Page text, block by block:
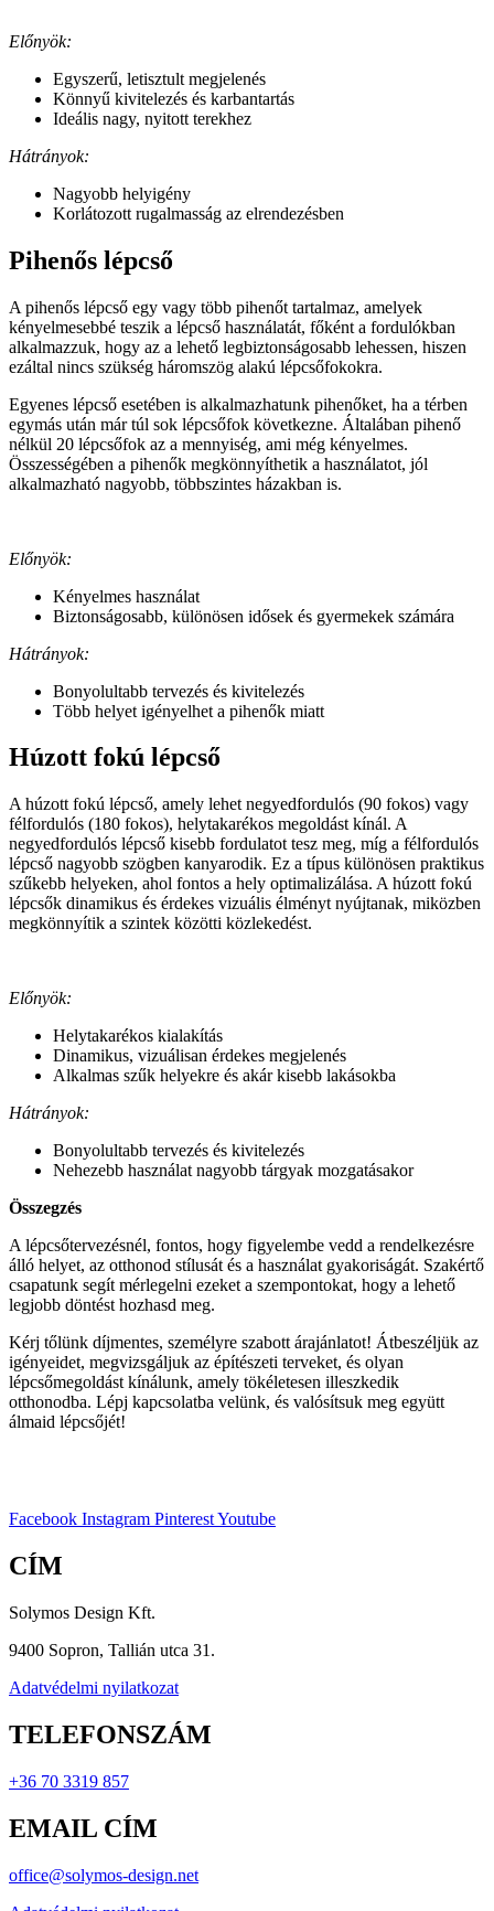
Előnyök:
Egyszerű, letisztult megjelenés
Könnyű kivitelezés és karbantartás
Ideális nagy, nyitott terekhez
Hátrányok:
Nagyobb helyigény
Korlátozott rugalmasság az elrendezésben
Pihenős lépcső
A pihenős lépcső egy vagy több pihenőt tartalmaz, amelyek
kényelmesebbé teszik a lépcső használatát, főként a fordulókban
alkalmazzuk, hogy az a lehető legbiztonságosabb lehessen, hiszen
ezáltal nincs szükség háromszög alakú lépcsőfokokra.
Egyenes lépcső esetében is alkalmazhatunk pihenőket, ha a térben
egymás után már túl sok lépcsőfok következne. Általában pihenő
nélkül 20 lépcsőfok az a mennyiség, ami még kényelmes.
Összességében a pihenők megkönnyíthetik a használatot, jól
alkalmazható nagyobb, többszintes házakban is.
Előnyök:
Kényelmes használat
Biztonságosabb, különösen idősek és gyermekek számára
Hátrányok:
Bonyolultabb tervezés és kivitelezés
Több helyet igényelhet a pihenők miatt
Húzott fokú lépcső
A húzott fokú lépcső, amely lehet negyedfordulós (90 fokos) vagy
félfordulós (180 fokos), helytakarékos megoldást kínál. A
negyedfordulós lépcső kisebb fordulatot tesz meg, míg a félfordulós
lépcső nagyobb szögben kanyarodik. Ez a típus különösen praktikus
szűkebb helyeken, ahol fontos a hely optimalizálása. A húzott fokú
lépcsők dinamikus és érdekes vizuális élményt nyújtanak, miközben
megkönnyítik a szintek közötti közlekedést.
Előnyök:
Helytakarékos kialakítás
Dinamikus, vizuálisan érdekes megjelenés
Alkalmas szűk helyekre és akár kisebb lakásokba
Hátrányok:
Bonyolultabb tervezés és kivitelezés
Nehezebb használat nagyobb tárgyak mozgatásakor
Összegzés
A lépcsőtervezésnél, fontos, hogy figyelembe vedd a rendelkezésre
álló helyet, az otthonod stílusát és a használat gyakoriságát. Szakértő
csapatunk segít mérlegelni ezeket a szempontokat, hogy a lehető
legjobb döntést hozhasd meg.
Kérj tőlünk díjmentes, személyre szabott árajánlatot! Átbeszéljük az
igényeidet, megvizsgáljuk az építészeti terveket, és olyan
lépcsőmegoldást kínálunk, amely tökéletesen illeszkedik
otthonodba. Lépj kapcsolatba velünk, és valósítsuk meg együtt
álmaid lépcsőjét!
Facebook Instagram PinterestYoutube
CÍM
Solymos Design Kft.
9400 Sopron, Tallián utca 31.
Adatvédelmi nyilatkozat
TELEFONSZÁM
+36 70 3319 857
EMAIL CÍM
office@solymos-design.net